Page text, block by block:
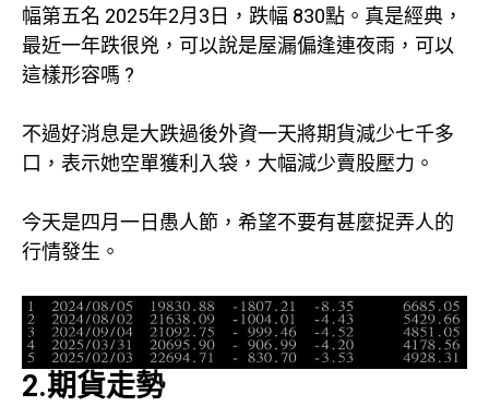
幅第五名 2025年2月3日，跌幅 830點。真是經典，
最近一年跌很兇，可以說是屋漏偏逢連夜雨，可以
這樣形容嗎 ?
不過好消息是大跌過後外資一天將期貨減少七千多
口，表示她空單獲利入袋，大幅減少賣股壓力。
今天是四月一日愚人節，希望不要有甚麼捉弄人的
行情發生。
2.期貨走勢